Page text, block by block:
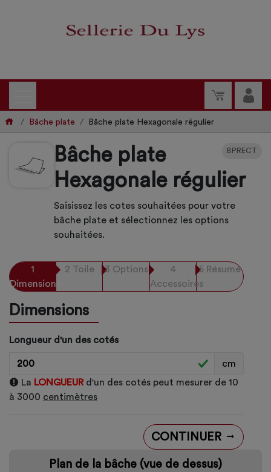
Bâche plate Bâche plate Hexagonale régulier
BPRECT
Bâche plate
Hexagonale régulier
Saisissez les cotes souhaitées pour votre
bâche plate et sélectionnez les options
souhaitées.
1
Dimensions
2 Toile 3 Options
4
Accessoires
5 Résumé
Dimensions
Longueur d'un des cotés
cm
La LONGUEUR d'un des cotés peut mesurer de 10
à 3000 centimètres
CONTINUER
Plan de la bâche (vue de dessus)